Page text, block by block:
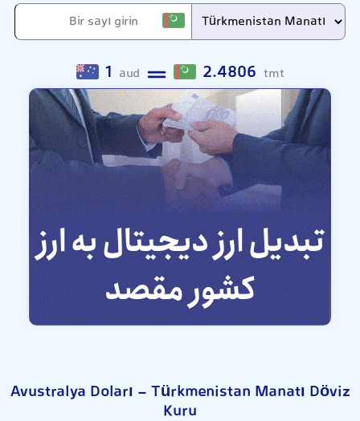
1 aud 2.4806 tmt
Avustralya Doları - Türkmenistan Manatı Döviz
Kuru